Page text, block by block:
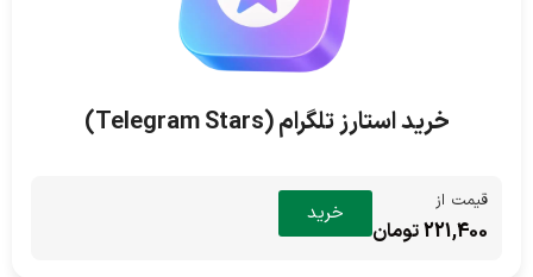
خرید استارز تلگرام (Telegram Stars)
قیمت از
221,400 تومان
خرید